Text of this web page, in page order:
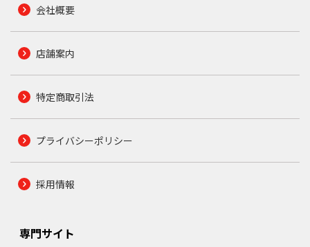
会社概要
店舗案内
特定商取引法
プライバシーポリシー
採用情報
専門サイト